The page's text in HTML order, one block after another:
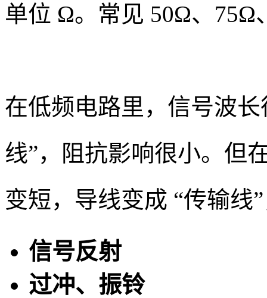
单位 Ω。常见 50Ω、75Ω
在低频电路里，信号波
线”，阻抗影响很小。但
变短，导线变成 “传输线
信号反射
过冲、振铃